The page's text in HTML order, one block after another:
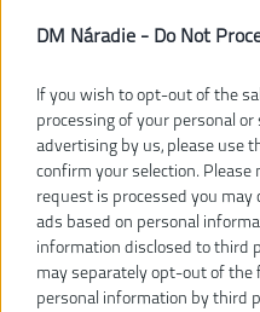
DM Náradie - Do Not
If you wish to opt-out of the
processing of your personal
advertising by us, please use
confirm your selection.
request is processed you
ads based on personal
information disclosed to third
may separately opt-out of
personal information by third
Dostupnosť:
Číslo produktu:
Výrobca:
Typ tovaru:
EAN kód:
Záruka: